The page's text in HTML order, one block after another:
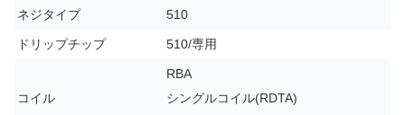
ネジタイプ 510
ドリップチップ 510/専用
コイル
RBA
シングルコイル(RDTA)